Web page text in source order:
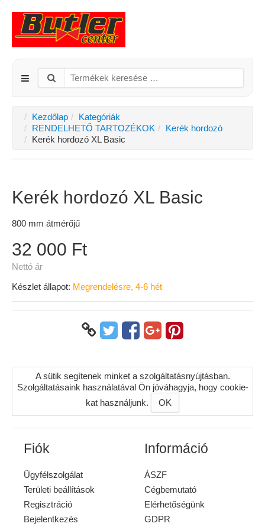
Kezdőlap
Kategóriák
RENDELHETŐ TARTOZÉKOK
Kerék hordozó
Kerék hordozó XL Basic
Kerék hordozó XL Basic
800 mm átmérőjű
32 000 Ft
Nettó ár
Készlet állapot: Megrendelésre, 4-6 hét
A sütik segítenek minket a szolgáltatásnyújtásban.
Szolgáltatásaink használatával Ön jóváhagyja, hogy cookie-
kat használjunk.
OK
Fiók
Ügyfélszolgálat
Területi beállítások
Regisztráció
Bejelentkezés
Információ
ÁSZF
Cégbemutató
Elérhetőségünk
GDPR